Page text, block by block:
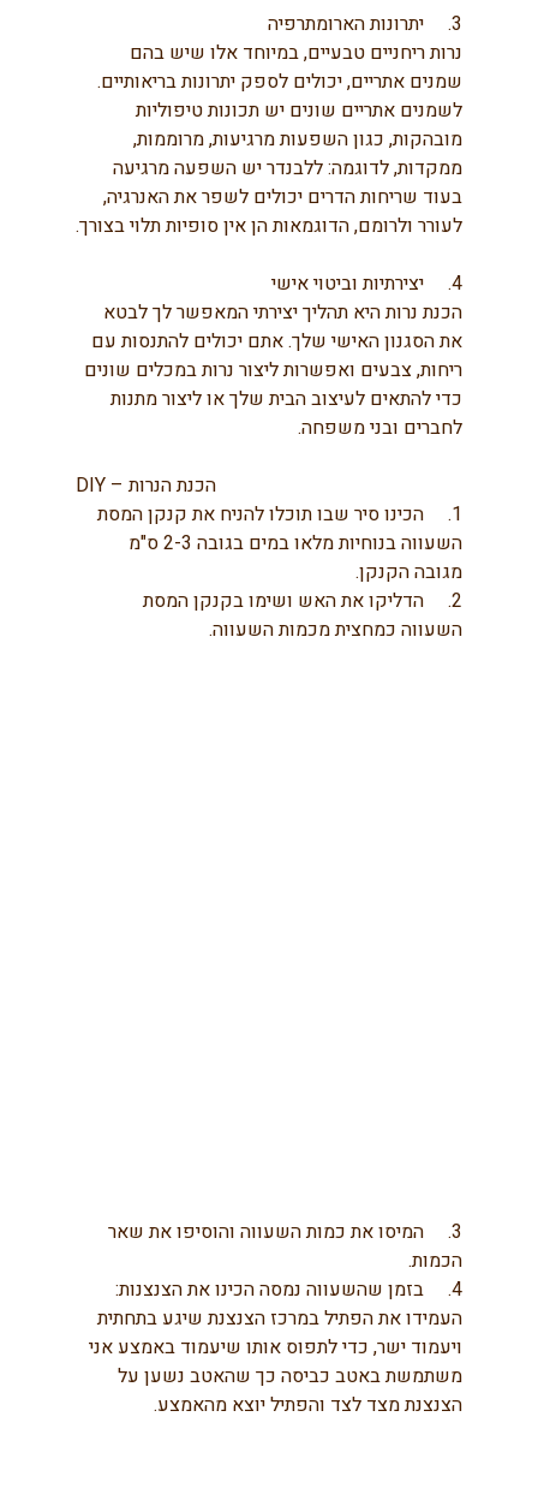
3.     יתרונות הארומתרפיה
נרות ריחניים טבעיים, במיוחד אלו שיש בהם
שמנים אתריים, יכולים לספק יתרונות בריאותיים.
לשמנים אתריים שונים יש תכונות טיפוליות
מובהקות, כגון השפעות מרגיעות, מרוממות,
ממקדות, לדוגמה: ללבנדר יש השפעה מרגיעה
בעוד שריחות הדרים יכולים לשפר את האנרגיה,
לעורר ולרומם, הדוגמאות הן אין סופיות תלוי בצורך.
4.     יצירתיות וביטוי אישי
הכנת נרות היא תהליך יצירתי המאפשר לך לבטא
את הסגנון האישי שלך. אתם יכולים להתנסות עם
ריחות, צבעים ואפשרות ליצור נרות במכלים שונים
כדי להתאים לעיצוב הבית שלך או ליצור מתנות
לחברים ובני משפחה.
DIY – הכנת הנרות
1.     הכינו סיר שבו תוכלו להניח את קנקן המסת
השעווה בנוחיות מלאו במים בגובה 2-3 ס"מ
מגובה הקנקן.
2.     הדליקו את האש ושימו בקנקן המסת
השעווה כמחצית מכמות השעווה.
3.     המיסו את כמות השעווה והוסיפו את שאר
הכמות.
4.     בזמן שהשעווה נמסה הכינו את הצנצנות:
העמידו את הפתיל במרכז הצנצנת שיגע בתחתית
ויעמוד ישר, כדי לתפוס אותו שיעמוד באמצע אני
משתמשת באטב כביסה כך שהאטב נשען על
הצנצנת מצד לצד והפתיל יוצא מהאמצע.